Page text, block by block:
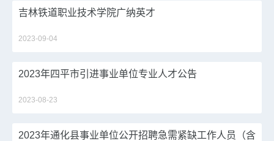
吉林铁道职业技术学院广纳英才
2023-09-04
2023年四平市引进事业单位专业人才公告
2023-08-23
2023年通化县事业单位公开招聘急需紧缺工作人员（含